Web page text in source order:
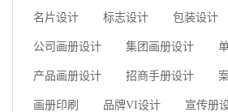
名片设计 标志设计 包装设计
公司画册设计 集团画册设计
产品画册设计 招商手册设计
画册印刷 品牌VI设计 宣传册